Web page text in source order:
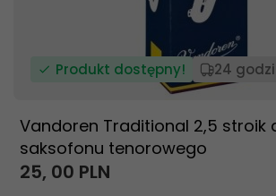
Produkt dostępny! 24
Vandoren Traditional 2,5 stroik
saksofonu tenorowego
25, 00 PLN